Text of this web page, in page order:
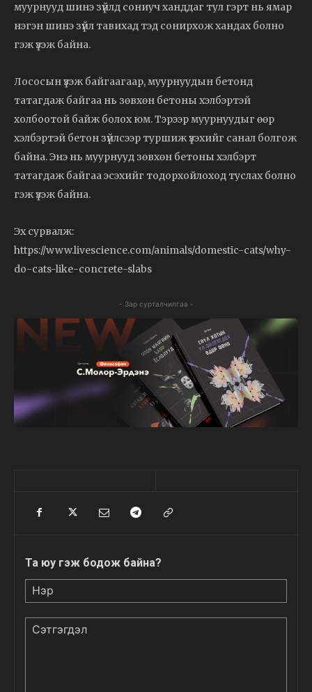
муурнууд шинэ зүйлд сониуч ханддаг тул гэрт нь ямар
нэгэн шинэ зүйл тавихад тэд сонирхож хандах болно
гэж үзэж байна.
Лососын үзэж байгаагаар, муурнуудын бетонд
татагдаж байгаа нь зөвхөн бетоны хэлбэртэй
холбоотой байж болох юм. Тэрээр муурнуудыг өөр
хэлбэртэй бетон зүйлсээр туршиж үзэхийг санал болгож
байна. Энэ нь муурнууд зөвхөн бетоны хэлбэрт
татагдаж байгаа эсэхийг тодорхойлоход туслах болно
гэж үзэж байна.
Эх сурвалж:
https://www.livescience.com/animals/domestic-cats/why-
do-cats-like-concrete-slabs
- Зар сурталчилгаа -
Та юу гэж бодож байна?